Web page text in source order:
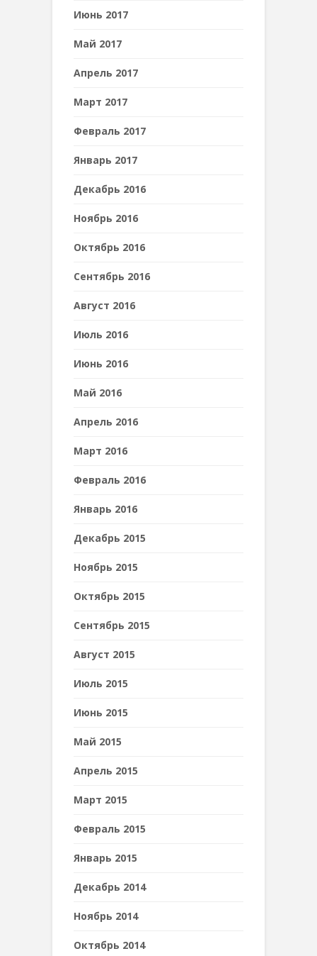
Июнь 2017
Май 2017
Апрель 2017
Март 2017
Февраль 2017
Январь 2017
Декабрь 2016
Ноябрь 2016
Октябрь 2016
Сентябрь 2016
Август 2016
Июль 2016
Июнь 2016
Май 2016
Апрель 2016
Март 2016
Февраль 2016
Январь 2016
Декабрь 2015
Ноябрь 2015
Октябрь 2015
Сентябрь 2015
Август 2015
Июль 2015
Июнь 2015
Май 2015
Апрель 2015
Март 2015
Февраль 2015
Январь 2015
Декабрь 2014
Ноябрь 2014
Октябрь 2014